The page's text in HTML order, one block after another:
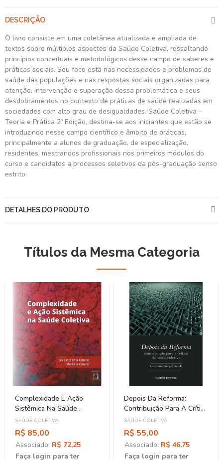
DESCRIÇÃO
O livro consiste em uma coletânea atualizada e ampliada de
textos sobre múltiplos aspectos da Saúde Coletiva, ressaltando
princípios conceituais e metodológicos desse campo de saberes e
práticas sociais. Seu foco está nas necessidades e problemas de
saúde das populações e nas respostas sociais organizadas para
atenção, intervenção e superação dessa problemática e seus
desdobramentos no contexto de práticas de saúde realizadas em
sociedades com alto grau de desigualdades. Saúde Coletiva –
Teoria e Prática 2º Edição, destina-se aos iniciantes que estão se
introduzindo nesse campo científico e âmbito de práticas,
principalmente a alunos de graduação, de especialização,
residentes, mestrandos profissionais nos primeiros módulos do
curso e candidatos a processos seletivos da pós-graduação senso
estrito.
DETALHES DO PRODUTO
Títulos da Mesma Categoria
Complexidade E Ação
Sistêmica Na Saúde
Coletiva
SAÚDE COLETIVA
R$ 85,00
Associado: R$ 72,25
Faça login para ter
Depois Da Reforma:
Contribuição Para A Crítica
Da Saúde Coletiva
SAÚDE COLETIVA
R$ 55,00
Associado: R$ 46,75
Faça login para ter